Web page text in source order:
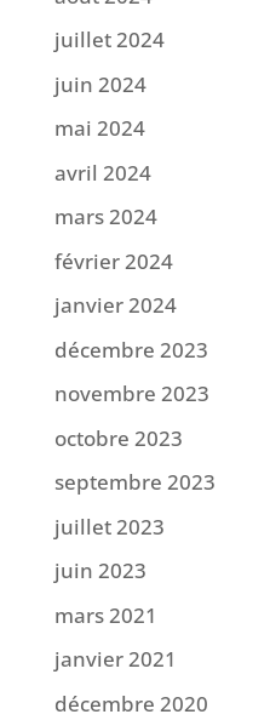
juillet 2024
juin 2024
mai 2024
avril 2024
mars 2024
février 2024
janvier 2024
décembre 2023
novembre 2023
octobre 2023
septembre 2023
juillet 2023
juin 2023
mars 2021
janvier 2021
décembre 2020